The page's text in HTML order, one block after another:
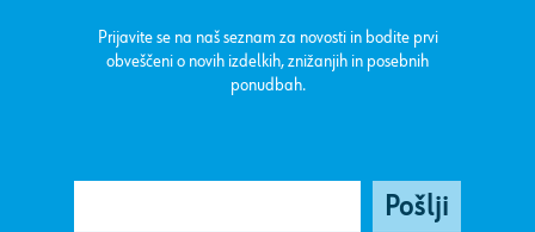
Prijavite se na naš seznam za novosti in bodite prvi
obveščeni o novih izdelkih, znižanjih in posebnih
ponudbah.